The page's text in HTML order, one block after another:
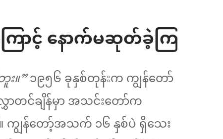
ြောင့် နောက်မဆုတ်ခဲ့ကြ
။”၁၉၅၆ ခုနှစ်တုန်းက ကျွန်တော်
တင်ချိန်မှာ အသင်းတော်က
ကျွန်တော့်အသက် ၁၆ နှစ်ပဲ ရှိသေး